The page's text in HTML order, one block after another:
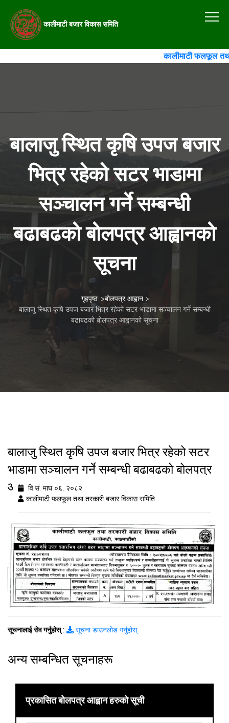
कालीमाटी बजार विकास समिति
कालीमाटी फलफूल तथा
बालाजु स्थित कृषि उपज बजार
भित्र रहेको सटर भाडामा
सञ्चालन गर्ने सम्बन्धी
बढाबढको बोलपत्र आह्वानको
सूचना
गृहपृष्ठ >बोलपत्र आह्वान >
बालाजु स्थित कृषि उपज बजार भित्र रहेको सटर भाडामा सञ्चालन गर्ने सम्बन्धी
बढाबढको बोलपत्र आह्वानको सूचना
बालाजु स्थित कृषि उपज बजार भित्र रहेको सटर
भाडामा सञ्चालन गर्ने सम्बन्धी बढाबढको बोलपत्र
आह्वानको सूचना
वि.सं. माघ ०६, २०८२
कालीमाटी फलफूल तथा तरकारी बजार विकास समिति
सूचनालाई सेव गर्नुहोस्: सूचना डाउनलोड गर्नुहोस्
अन्य सम्बन्धित सूचनाहरू
प्रकासित बोलपत्र आह्वान हरुको सूची